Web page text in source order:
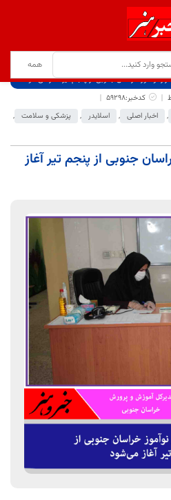
کدخبر:59298
, اخبار اصلی , اسلایدر , پزشکی و سلامت ,
خراسان جنوبی از پنجم تیر آغاز